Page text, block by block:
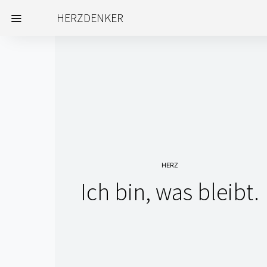
HERZDENKER
HERZ
Ich bin, was bleibt.